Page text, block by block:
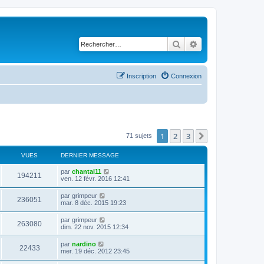
Rechercher
Connexion
Inscription
71 sujets 1 2 3
VUES DERNIER MESSAGE
194211
u
D
e
i
e
r
m
e
s
s
a
g
e
par chantal11
ven. 12 févr. 2016 12:41
236051
u
D
e
i
e
r
m
e
s
par grimpeur
mar. 8 déc. 2015 19:23
263080V
u
D
e
i
e
r
par grimpeur
dim. 22 nov. 2015 12:34
22433V
D
e
par nardino
mer. 19 déc. 2012 23:45